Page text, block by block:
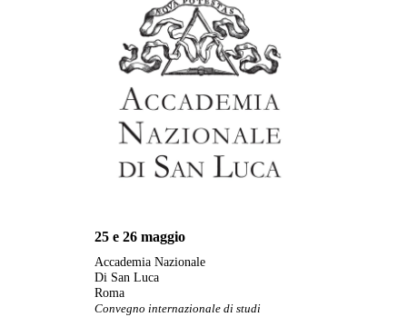
25 e 26 maggio
Accademia Nazionale
Di San Luca
Roma
Convegno internazionale di studi